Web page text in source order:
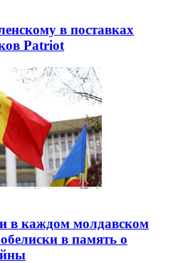
в поставках
Patriot
в каждом молдавском
обелиски в память о